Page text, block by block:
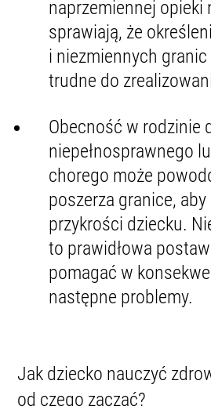
naprzemiennej opieki
sprawiają, że
i niezmiennych
trudne do
Obecność w rodzinie
niepełnosprawnego
chorego może
poszerza granice,
przykrości dziecku.
to prawidłowa
pomagać w
następne problemy.
Jak dziecko nauczyć
od czego zacząć?